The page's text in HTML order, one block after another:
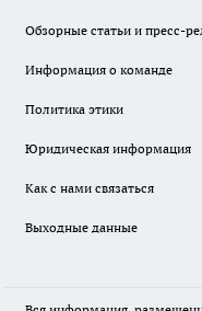
Обзорные статьи и пресс-
Информация о команде
Политика этики
Юридическая информация
Как с нами связаться
Выходные данные